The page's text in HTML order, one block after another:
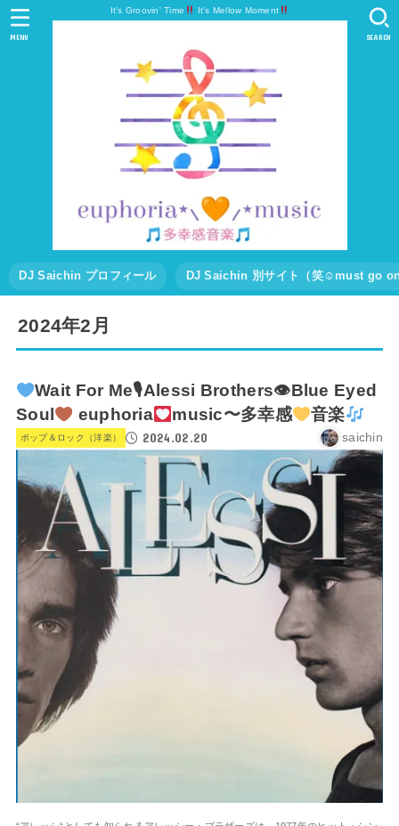
It's Groovin' Time It's Mellow Moment
DJ Saichin プロフィール DJ Saichin 別サイト（笑☺must go
SEARCH
MENU
2024年2月
Wait For Me🎙Alessi Brothers👁Blue Eyed
Soul
euphoria music〜多幸感 音楽
ポップ＆ロック（洋楽） 2024.02.20 saichin